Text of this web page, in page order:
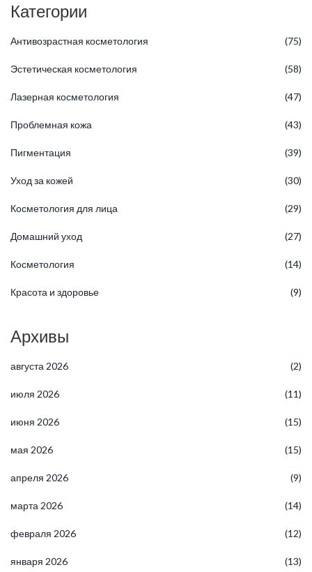
Категории
Антивозрастная косметология (75)
Эстетическая косметология (58)
Лазерная косметология (47)
Проблемная кожа (43)
Пигментация (39)
Уход за кожей (30)
Косметология для лица (29)
Домашний уход (27)
Косметология (14)
Красота и здоровье (9)
Архивы
августа 2026 (2)
июля 2026 (11)
июня 2026 (15)
мая 2026 (15)
апреля 2026 (9)
марта 2026 (14)
февраля 2026 (12)
января 2026 (13)